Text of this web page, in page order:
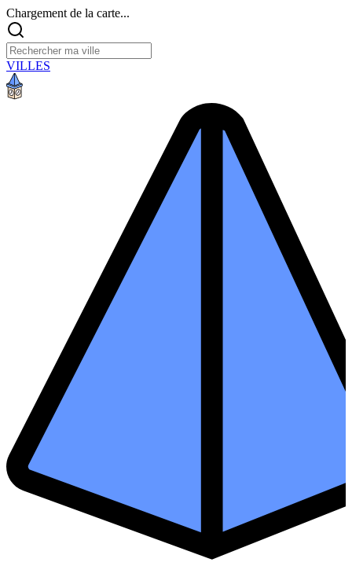
Chargement de la carte...
VILLES